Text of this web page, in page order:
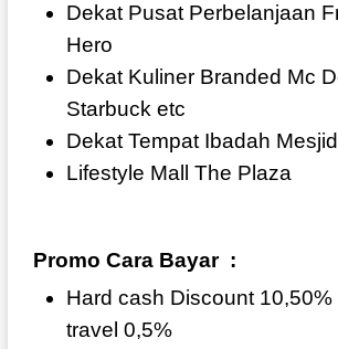
Dekat Pusat Perbelanjaan
Hero
Dekat Kuliner Branded Mc
Starbuck etc
Dekat Tempat Ibadah
Lifestyle Mall The Plaza
Promo Cara Bayar :
Hard cash Discount 10,50%
travel 0,5%